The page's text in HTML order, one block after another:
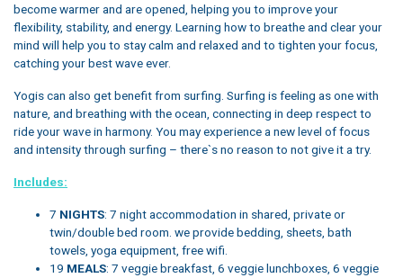
become warmer and are opened, helping you to improve your
flexibility, stability, and energy. Learning how to breathe and clear your
mind will help you to stay calm and relaxed and to tighten your focus,
catching your best wave ever.
Yogis can also get benefit from surfing. Surfing is feeling as one with
nature, and breathing with the ocean, connecting in deep respect to
ride your wave in harmony. You may experience a new level of focus
and intensity through surfing – there`s no reason to not give it a try.
Includes:
7 NIGHTS: 7 night accommodation in shared, private or
twin/double bed room. we provide bedding, sheets, bath
towels, yoga equipment, free wifi.
19 MEALS: 7 veggie breakfast, 6 veggie lunchboxes, 6 veggie